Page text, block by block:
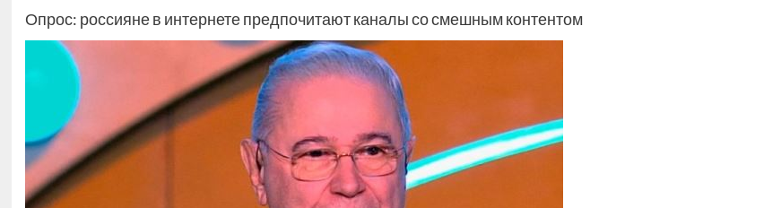
Опрос: россияне в интернете предпочитают каналы со смешным контентом